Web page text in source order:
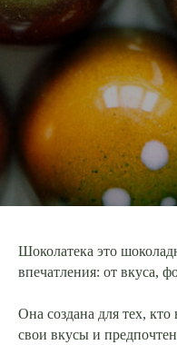
Шоколатека это
впечатления: от вкуса,
Она создана для тех,
свои вкусы и